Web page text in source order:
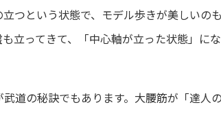
つという状態で、モデル歩きが美しいのも
立ってきて、「中心軸が立った状態」に
道の秘訣でもあります。大腰筋が「達人の